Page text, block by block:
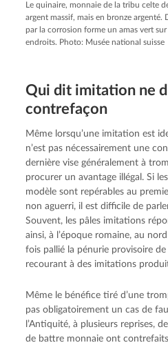
Le quinaire, monnaie de la tribu celte
argent massif, mais en bronze argenté.
par la corrosion forme un amas vert
endroits. Photo: Musée national suisse
Qui dit imitation ne
contrefaçon
Même lorsqu’une imitation est
n’est pas nécessairement une
dernière vise généralement à
procurer un avantage illégal. Si
modèle sont repérables au
non aguerri, il est difficile de
Souvent, les pâles imitations
ainsi, à l’époque romaine, au
fois pallié la pénurie provisoire
recourant à des imitations
Même le bénéfice tiré d’une
pas obligatoirement un cas de
l’Antiquité, à plusieurs reprises,
de battre monnaie ont